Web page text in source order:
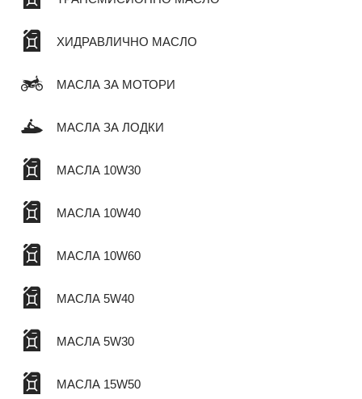
ХИДРАВЛИЧНО МАСЛО
МАСЛА ЗА МОТОРИ
МАСЛА ЗА ЛОДКИ
МАСЛА 10W30
МАСЛА 10W40
МАСЛА 10W60
МАСЛА 5W40
МАСЛА 5W30
МАСЛА 15W50